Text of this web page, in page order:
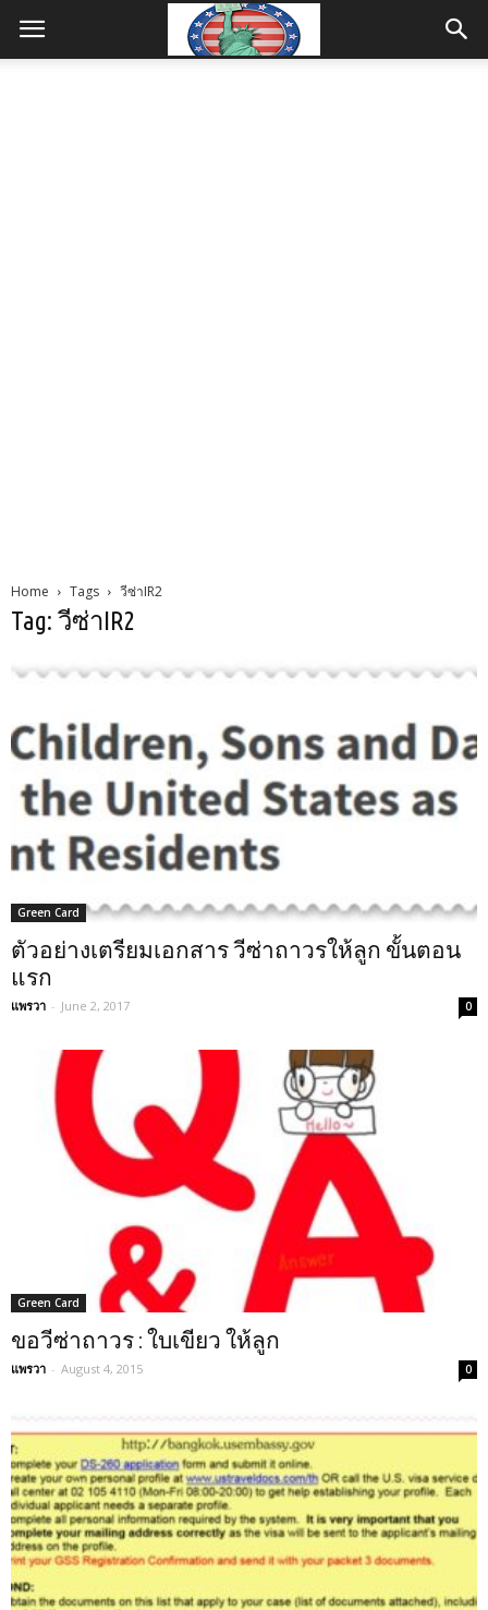
Home Tags วีซ่าIR2
Tag: วีซ่าIR2
Green Card
ตัวอย่างเตรียมเอกสาร วีซ่าถาวรให้ลูก ขั้นตอน
แรก
แพรวา - June 2, 2017 0
Green Card
ขอวีซ่าถาวร : ใบเขียว ให้ลูก
แพรวา - August 4, 2015 0